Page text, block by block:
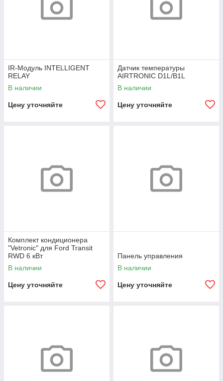
IR-Модуль INTELLIGENT
RELAY
В наличии
Цену уточняйте
Датчик температуры
AIRTRONIC D1L/B1L
В наличии
Цену уточняйте
Комплект кондиционера
"Vetronic" для Ford Transit
RWD 6 кВт
В наличии
Цену уточняйте
Панель управления
В наличии
Цену уточняйте